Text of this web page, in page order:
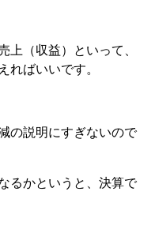
上（収益）といって、
ればいいです。
の説明にすぎないので
るかというと、決算で